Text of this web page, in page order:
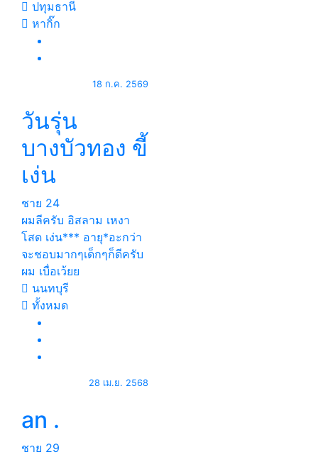
ปทุมธานี
หากิ๊ก
18 ก.ค. 2569
วันรุ่น
บางบัวทอง ขี้
เง่น
ชาย 24
ผมลีครับ อิสลาม เหงา
โสด เง่น*** อายุ*อะกว่า
จะชอบมากๆเด็กๆก็ดีครับ
ผม เบื่อเว้ยย
นนทบุรี
ทั้งหมด
28 เม.ย. 2568
an .
ชาย 29